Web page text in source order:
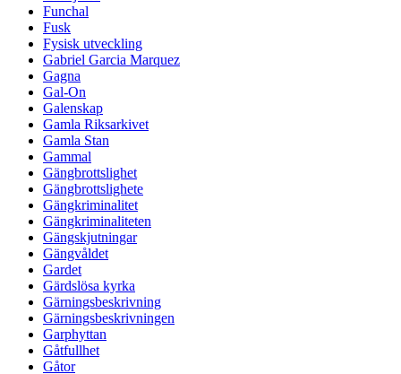
Funchal
Fusk
Fysisk utveckling
Gabriel Garcia Marquez
Gagna
Gal-On
Galenskap
Gamla Riksarkivet
Gamla Stan
Gammal
Gängbrottslighet
Gängbrottslighete
Gängkriminalitet
Gängkriminaliteten
Gängskjutningar
Gängvåldet
Gardet
Gärdslösa kyrka
Gärningsbeskrivning
Gärningsbeskrivningen
Garphyttan
Gåtfullhet
Gåtor